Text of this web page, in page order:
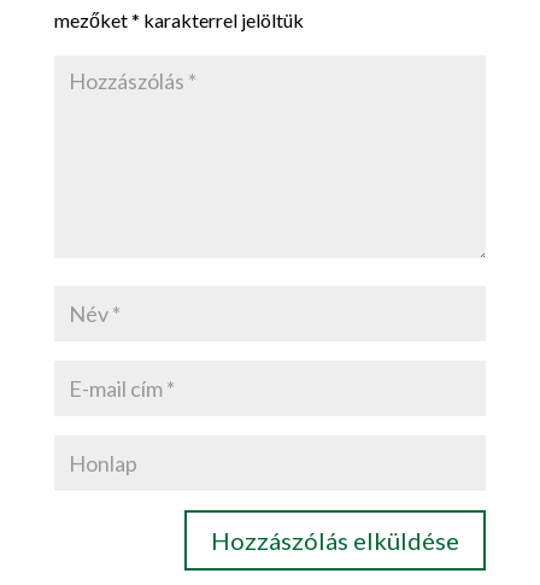
mezőket* karakterrel jelöltük